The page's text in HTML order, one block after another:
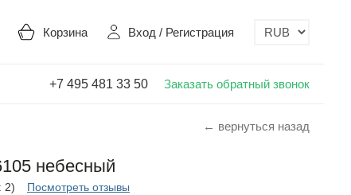
Корзина Вход / Регистрация
+7 495 481 33 50 Заказать обратный звонок
← вернуться назад
небесный
2) Посмотреть отзывы